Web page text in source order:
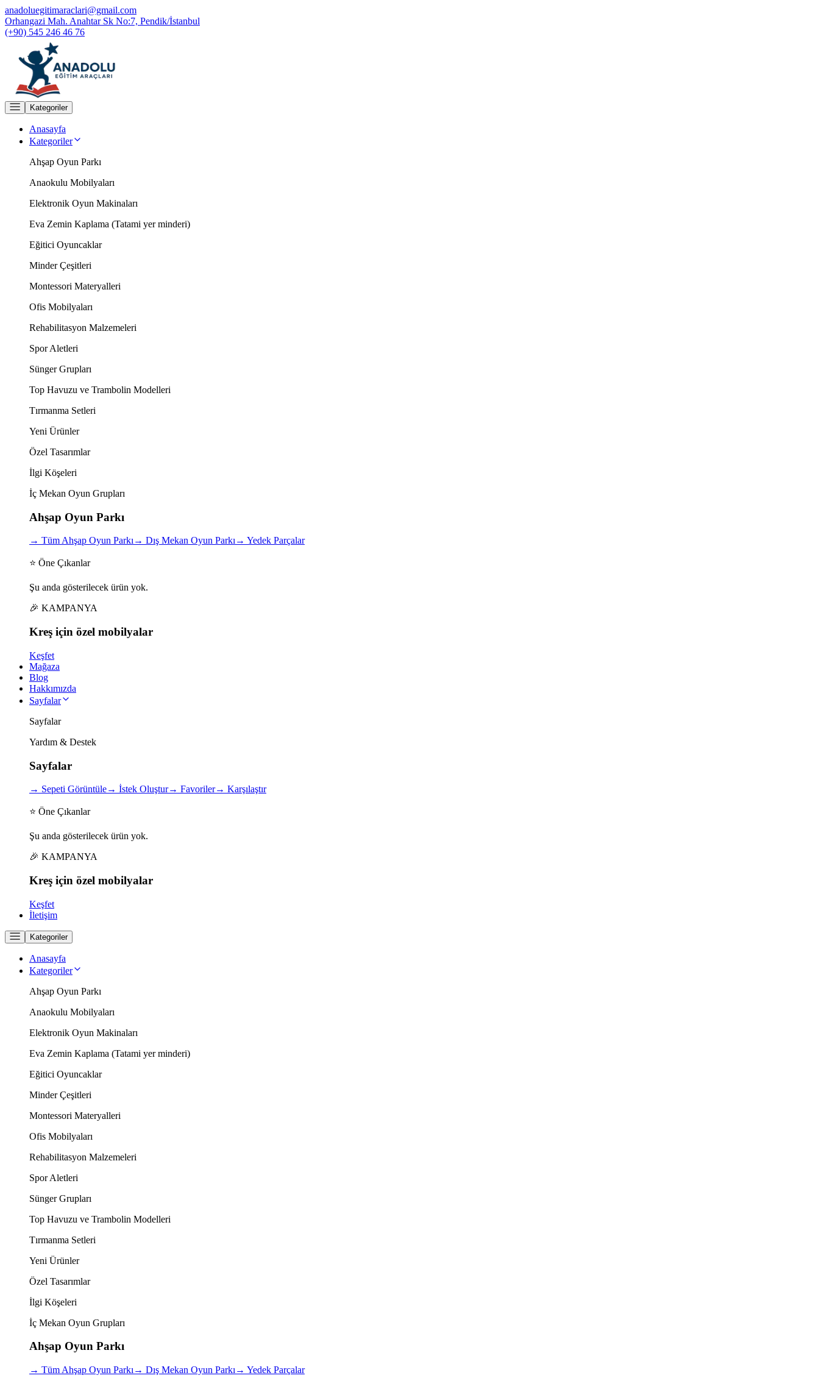
anadoluegitimaraclari@gmail.com
Orhangazi Mah. Anahtar Sk No:7, Pendik/İstanbul
(+90) 545 246 46 76
Kategoriler
Anasayfa
Kategoriler
Ahşap Oyun Parkı
Anaokulu Mobilyaları
Elektronik Oyun Makinaları
Eva Zemin Kaplama (Tatami yer minderi)
Eğitici Oyuncaklar
Minder Çeşitleri
Montessori Materyalleri
Ofis Mobilyaları
Rehabilitasyon Malzemeleri
Spor Aletleri
Sünger Grupları
Top Havuzu ve Trambolin Modelleri
Tırmanma Setleri
Yeni Ürünler
Özel Tasarımlar
İlgi Köşeleri
İç Mekan Oyun Grupları
Ahşap Oyun Parkı
→ Tüm Ahşap Oyun Parkı→ Dış Mekan Oyun Parkı→ Yedek Parçalar
⭐ Öne Çıkanlar
Şu anda gösterilecek ürün yok.
🎉 KAMPANYA
Kreş için özel mobilyalar
Keşfet
Mağaza
Blog
Hakkımızda
Sayfalar
Sayfalar
Yardım & Destek
Sayfalar
→ Sepeti Görüntüle→ İstek Oluştur→ Favoriler→ Karşılaştır
⭐ Öne Çıkanlar
Şu anda gösterilecek ürün yok.
🎉 KAMPANYA
Kreş için özel mobilyalar
Keşfet
İletişim
Kategoriler
Anasayfa
Kategoriler
Ahşap Oyun Parkı
Anaokulu Mobilyaları
Elektronik Oyun Makinaları
Eva Zemin Kaplama (Tatami yer minderi)
Eğitici Oyuncaklar
Minder Çeşitleri
Montessori Materyalleri
Ofis Mobilyaları
Rehabilitasyon Malzemeleri
Spor Aletleri
Sünger Grupları
Top Havuzu ve Trambolin Modelleri
Tırmanma Setleri
Yeni Ürünler
Özel Tasarımlar
İlgi Köşeleri
İç Mekan Oyun Grupları
Ahşap Oyun Parkı
→ Tüm Ahşap Oyun Parkı → Dış Mekan Oyun Parkı → Yedek Parçalar